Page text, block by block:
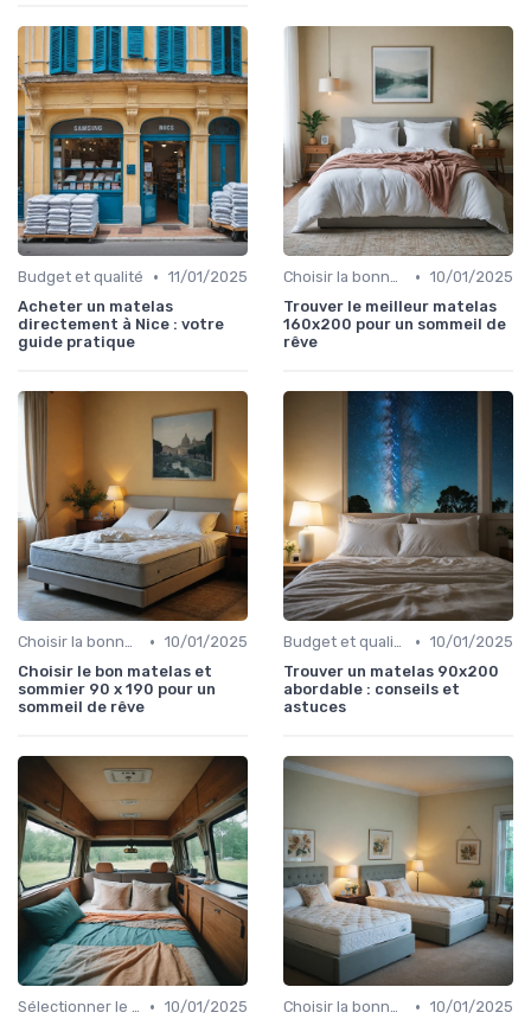
Budget et qualité • 11/01/2025
Acheter un matelas
directement à Nice : votre
guide pratique
Choisir la bonne taille • 10/01/2025
Trouver le meilleur matelas
160x200 pour un sommeil de
rêve
Choisir la bonne taille • 10/01/2025
Choisir le bon matelas et
sommier 90 x 190 pour un
sommeil de rêve
Budget et qualité • 10/01/2025
Trouver un matelas 90x200
abordable : conseils et
astuces
Sélectionner le niveau de fermeté • 10/01/2025
Choisir la bonne taille • 10/01/2025